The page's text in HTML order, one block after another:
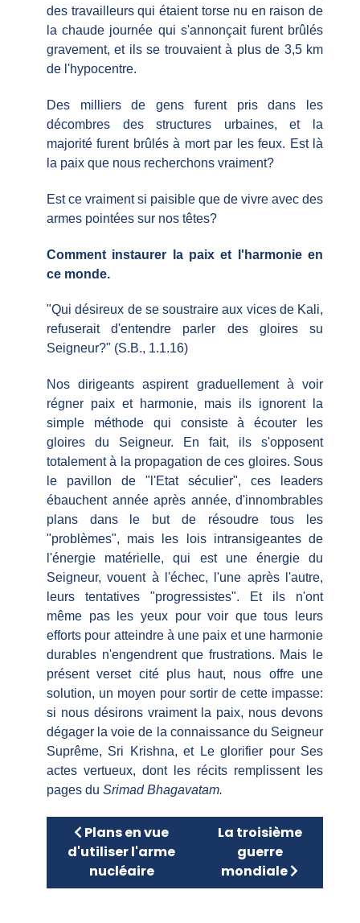
des travailleurs qui étaient torse nu en raison de
la chaude journée qui s'annonçait furent brûlés
gravement, et ils se trouvaient à plus de 3,5 km
de l'hypocentre.
Des milliers de gens furent pris dans les
décombres des structures urbaines, et la
majorité furent brûlés à mort par les feux. Est là
la paix que nous recherchons vraiment?
Est ce vraiment si paisible que de vivre avec des
armes pointées sur nos têtes?
Comment instaurer la paix et l'harmonie en
ce monde.
"Qui désireux de se soustraire aux vices de Kali,
refuserait d'entendre parler des gloires su
Seigneur?" (S.B., 1.1.16)
Nos dirigeants aspirent graduellement à voir
régner paix et harmonie, mais ils ignorent la
simple méthode qui consiste à écouter les
gloires du Seigneur. En fait, ils s'opposent
totalement à la propagation de ces gloires. Sous
le pavillon de "l'Etat séculier", ces leaders
ébauchent année après année, d'innombrables
plans dans le but de résoudre tous les
"problèmes", mais les lois intransigeantes de
l'énergie matérielle, qui est une énergie du
Seigneur, vouent à l'échec, l'une après l'autre,
leurs tentatives "progressistes". Et ils n'ont
même pas les yeux pour voir que tous leurs
efforts pour atteindre à une paix et une harmonie
durables n'engendrent que frustrations. Mais le
présent verset cité plus haut, nous offre une
solution, un moyen pour sortir de cette impasse:
si nous désirons vraiment la paix, nous devons
dégager la voie de la connaissance du Seigneur
Suprême, Sri Krishna, et Le glorifier pour Ses
actes vertueux, dont les récits remplissent les
pages du Srimad Bhagavatam.
Article précédent : Plans en vue d'utiliser
Plans en vue
d'utiliser l'arme
nucléaire
Article suivant : La
La troisième
guerre
mondiale